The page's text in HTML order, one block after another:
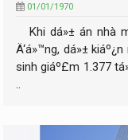
01/01/1970
Khi dá»± án nhà
Ä‘á»™ng, dá»±
sinh giáº£m 1.377
..